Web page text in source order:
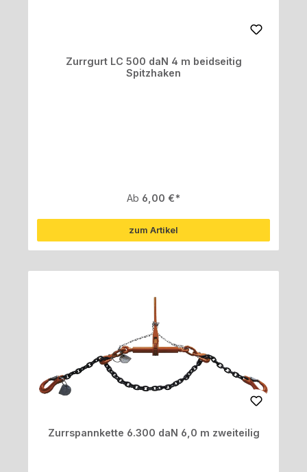
Zurrgurt LC 500 daN 4 m beidseitig
Spitzhaken
Regulärer Preis:
Ab 6,00 €
zum Artikel
Zurrspannkette 6.300 daN 6,0 m zweiteilig